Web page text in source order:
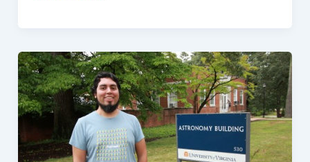
integra
a
la
Unidad!